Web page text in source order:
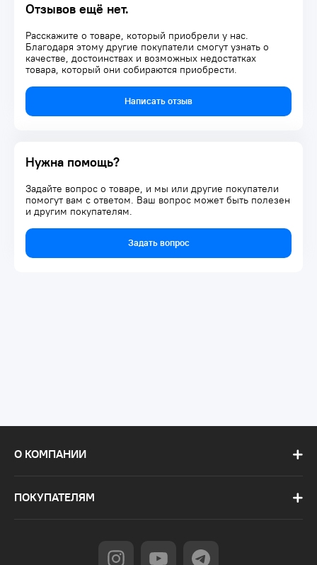
Отзывов ещё нет.
Расскажите о товаре, который приобрели у нас.
Благодаря этому другие покупатели смогут узнать о
качестве, достоинствах и возможных недостатках
товара, который они собираются приобрести.
Написать отзыв
Нужна помощь?
Задайте вопрос о товаре, и мы или другие покупатели
помогут вам с ответом. Ваш вопрос может быть полезен
и другим покупателям.
Задать вопрос
О КОМПАНИИ
ПОКУПАТЕЛЯМ